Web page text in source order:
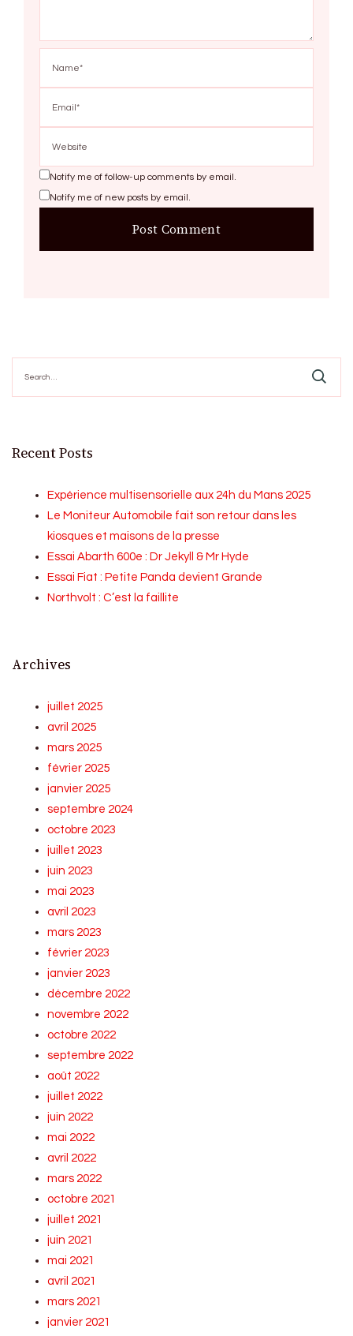
Notify me of follow-up comments by email.
Notify me of new posts by email.
for:
Recent Posts
Expérience multisensorielle aux 24h du Mans 2025
Le Moniteur Automobile fait son retour dans les
kiosques et maisons de la presse
Essai Abarth 600e : Dr Jekyll & Mr Hyde
Essai Fiat : Petite Panda devient Grande
Northvolt : C’est la faillite
Archives
juillet 2025
avril 2025
mars 2025
février 2025
janvier 2025
septembre 2024
octobre 2023
juillet 2023
juin 2023
mai 2023
avril 2023
mars 2023
février 2023
janvier 2023
décembre 2022
novembre 2022
octobre 2022
septembre 2022
août 2022
juillet 2022
juin 2022
mai 2022
avril 2022
mars 2022
octobre 2021
juillet 2021
juin 2021
mai 2021
avril 2021
mars 2021
janvier 2021